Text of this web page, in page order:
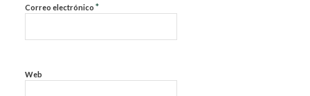
Correo electrónico *
Web